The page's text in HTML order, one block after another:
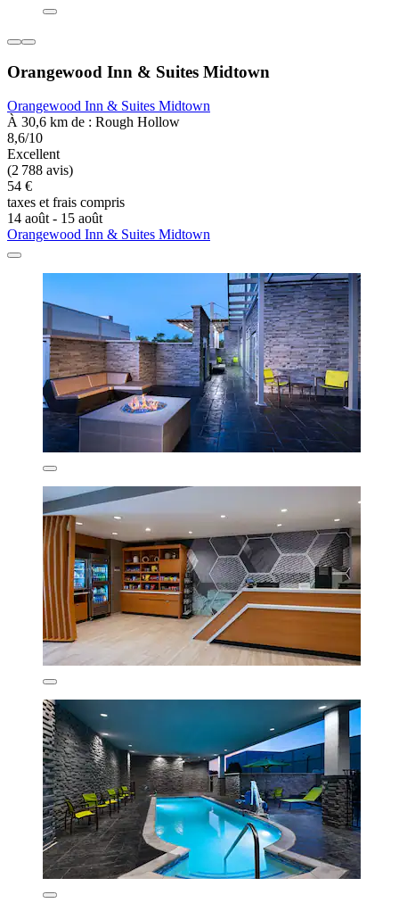
Orangewood Inn & Suites Midtown
Orangewood Inn & Suites Midtown
À 30,6 km de : Rough Hollow
8,6/10
Excellent
(2 788 avis)
54 €
taxes et frais compris
14 août - 15 août
Orangewood Inn & Suites Midtown